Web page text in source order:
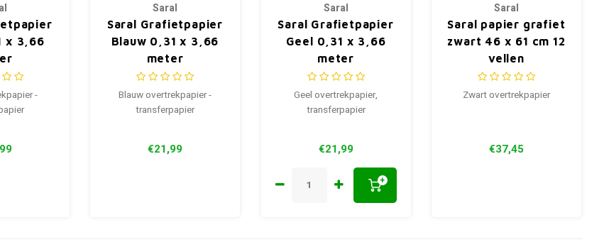
x 3,66
-
Saral
Saral Grafietpapier
Blauw 0,31 x 3,66
meter
Blauw overtrekpapier -
transferpapier
€21,99
Saral
Saral Grafietpapier
Geel 0,31 x 3,66
meter
Geel overtrekpapier,
transferpapier
€21,99
+
Saral
Saral papier grafiet
zwart 46 x 61 cm 12
vellen
Zwart overtrekpapier
€37,45